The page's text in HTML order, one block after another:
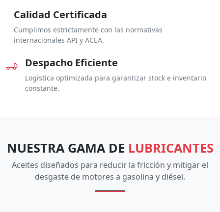
Calidad Certificada
Cumplimos estrictamente con las normativas
internacionales API y ACEA.
Despacho Eficiente
Logística optimizada para garantizar stock e inventario
constante.
NUESTRA GAMA DE LUBRICANTES
Aceites diseñados para reducir la fricción y mitigar el
desgaste de motores a gasolina y diésel.